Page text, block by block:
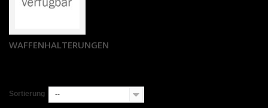
WAFFENHALTERUNGEN
Sortierung --